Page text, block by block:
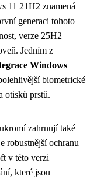
11 21H2 znamená
generaci tohoto
verze 25H2
Jedním z
Windows
biometrické
otisků prstů.
zahrnují také
robustnější ochranu
v této verzi
které jsou